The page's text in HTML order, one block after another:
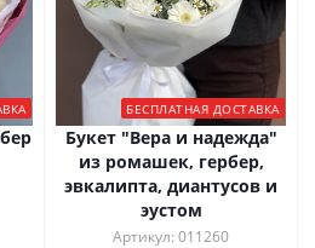
БЕСПЛАТНАЯ ДОСТАВКА
Букет "Вера и надежда"
из ромашек, гербер,
эвкалипта, диантусов и
эустом
Артикул: 011260